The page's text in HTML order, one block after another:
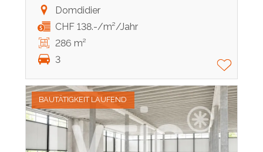
Domdidier
CHF 138.-/m²/Jahr
286 m²
3
BAUTÄTIGKEIT LAUFEND